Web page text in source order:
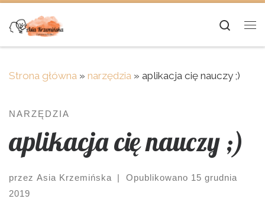
Skip to content
Strona główna » narzędzia » aplikacja cię nauczy ;)
NARZĘDZIA
aplikacja cię nauczy ;)
przez Asia Krzemińska | Opublikowano 15 grudnia
2019